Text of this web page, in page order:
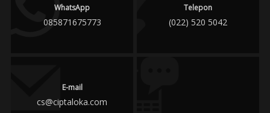
WhatsApp
085871675773
Telepon
(022) 520 5042
E-mail
cs@ciptaloka.com